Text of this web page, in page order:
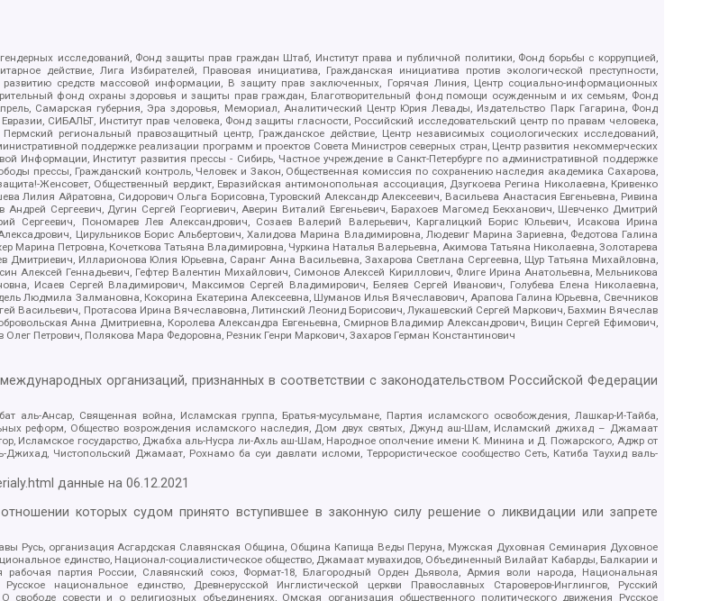
исследований, Фонд защиты прав граждан Штаб, Институт права и публичной политики, Фонд борьбы с коррупцией,
действие, Лига Избирателей, Правовая инициатива, Гражданская инициатива против экологической преступности,
средств массовой информации, В защиту прав заключенных, Горячая Линия, Центр социально-информационных
фонд охраны здоровья и защиты прав граждан, Благотворительный фонд помощи осужденным и их семьям, Фонд
Самарская губерния, Эра здоровья, Мемориал, Аналитический Центр Юрия Левады, Издательство Парк Гагарина, Фонд
СИБАЛЬТ, Институт прав человека, Фонд защиты гласности, Российский исследовательский центр по правам человека,
региональный правозащитный центр, Гражданское действие, Центр независимых социологических исследований,
поддержке реализации программ и проектов Совета Министров северных стран, Центр развития некоммерческих
Информации, Институт развития прессы - Сибирь, Частное учреждение в Санкт-Петербурге по административной поддержке
прессы, Гражданский контроль, Человек и Закон, Общественная комиссия по сохранению наследия академика Сахарова,
Женсовет, Общественный вердикт, Евразийская антимонопольная ассоциация, Дзугкоева Регина Николаевна, Кривенко
Айратовна, Сидорович Ольга Борисовна, Туровский Александр Алексеевич, Васильева Анастасия Евгеньевна, Ривина
Сергеевич, Дугин Сергей Георгиевич, Аверин Виталий Евгеньевич, Барахоев Магомед Бекханович, Шевченко Дмитрий
Сергеевич, Пономарев Лев Александрович, Созаев Валерий Валерьевич, Каргалицкий Борис Юльевич, Исакова Ирина
Цирульников Борис Альбертович, Халидова Марина Владимировна, Людевиг Марина Зариевна, Федотова Галина
Марина Петровна, Кочеткова Татьяна Владимировна, Чуркина Наталья Валерьевна, Акимова Татьяна Николаевна, Золотарева
Дмитриевич, Илларионова Юлия Юрьевна, Саранг Анна Васильевна, Захарова Светлана Сергеевна, Щур Татьяна Михайловна,
Алексей Геннадьевич, Гефтер Валентин Михайлович, Симонов Алексей Кириллович, Флиге Ирина Анатольевна, Мельникова
Исаев Сергей Владимирович, Максимов Сергей Владимирович, Беляев Сергей Иванович, Голубева Елена Николаевна,
Людмила Залмановна, Кокорина Екатерина Алексеевна, Шуманов Илья Вячеславович, Арапова Галина Юрьевна, Свечников
Васильевич, Протасова Ирина Вячеславовна, Литинский Леонид Борисович, Лукашевский Сергей Маркович, Бахмин Вячеслав
Анна Дмитриевна, Королева Александра Евгеньевна, Смирнов Владимир Александрович, Вицин Сергей Ефимович,
Петрович, Полякова Мара Федоровна, Резник Генри Маркович, Захаров Герман Константинович
организаций, признанных в соответствии с законодательством Российской Федерации
Ансар, Священная война, Исламская группа, Братья-мусульмане, Партия исламского освобождения, Лашкар-И-Тайба,
реформ, Общество возрождения исламского наследия, Дом двух святых, Джунд аш-Шам, Исламский джихад – Джамаат
Исламское государство, Джабха аль-Нусра ли-Ахль аш-Шам, Народное ополчение имени К. Минина и Д. Пожарского, Аджр от
Чистопольский Джамаат, Рохнамо ба суи давлати исломи, Террористическое сообщество Сеть, Катиба Таухид валь-
данные на06.12.2021
которых судом принято вступившее в законную силу решение о ликвидации или запрете
Русь, организация Асгардская Славянская Община, Община Капища Веды Перуна, Мужская Духовная Семинария Духовное
единство, Национал-социалистическое общество, Джамаат мувахидов, Объединенный Вилайат Кабарды, Балкарии и
рабочая партия России, Славянский союз, Формат-18, Благородный Орден Дьявола, Армия воли народа, Национальная
национальное единство, Древнерусской Инглистической церкви Православных Староверов-Инглингов, Русский
совести и о религиозных объединениях, Омская организация общественного политического движения Русское